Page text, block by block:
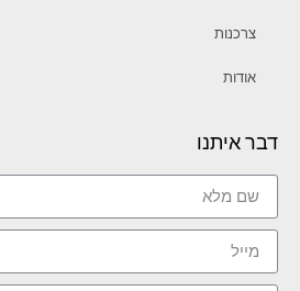
צרכנות
אודות
דבר איתנו